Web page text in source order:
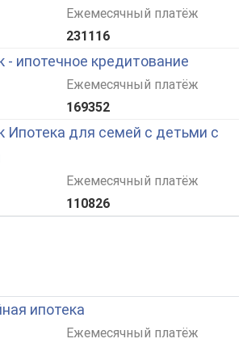
Ежемесячный платёж
231116
- ипотечное кредитование
Ежемесячный платёж
169352
Ипотека для семей с детьми с
Ежемесячный платёж
110826
ипотека
Ежемесячный платёж